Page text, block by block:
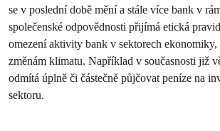
se v poslední době mění a stále více bank v
společenské odpovědnosti přijímá etická
omezení aktivity bank v sektorech
změnám klimatu. Například v současnosti již
odmítá úplně či částečně půjčovat peníze na
sektoru.